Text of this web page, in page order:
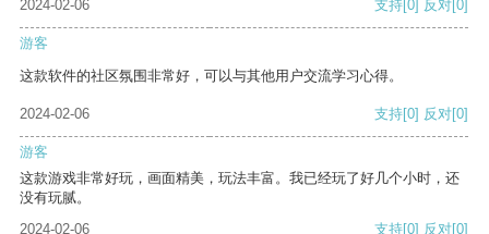
2024-02-06 支持 [0] 反对 [0]
游客
这款软件的社区氛围非常好，可以与其他用户交流学习心得。
2024-02-06 支持[0] 反对[0]
游客
这款游戏非常好玩，画面精美，玩法丰富。我已经玩了好几个小时，还
没有玩腻。
2024-02-06
支持[0] 反对[0]